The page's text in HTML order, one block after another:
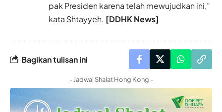
pak Presiden karena telah mewujudkan ini,”
kata Shtayyeh. [DDHK News]
Bagikan tulisan ini
- Jadwal Shalat Hong Kong -